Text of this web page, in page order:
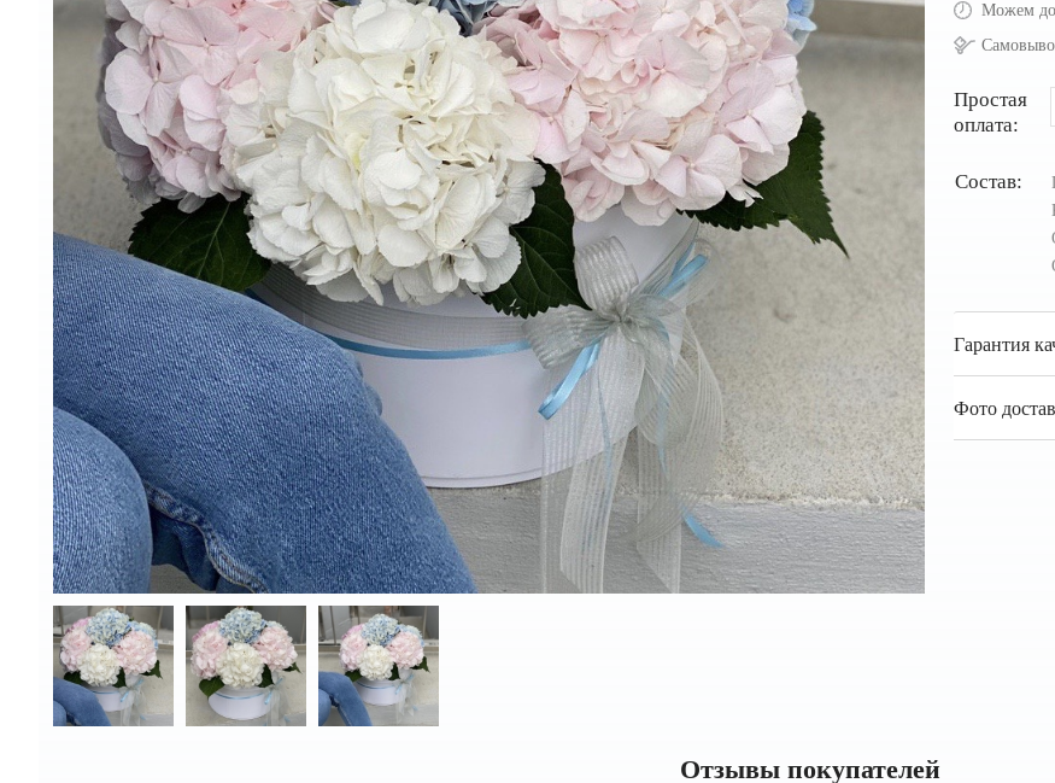
Можем
Простая
оплата:
Состав:
Гарантия
Фото
Отзывы покупателей